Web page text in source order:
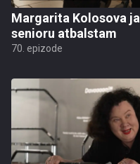
Margarita Kolosova
senioru atbalstam
70. epizode